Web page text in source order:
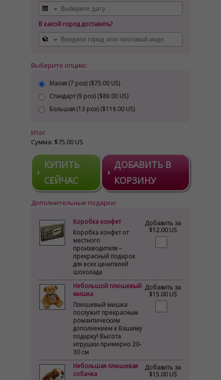
В какой город доставить?
Выберите опцию:
Малая (7 роз) ($75.00 US)
Стандарт (9 роз) ($89.00 US)
Большая (13 роз) ($119.00 US)
Итог
Сумма: $75.00 US
КУПИТЬ
СЕЙЧАС
ДОБАВИТЬ В
КОРЗИНУ
Дополнительные подарки:
Добавить за
$12.00 US
Коробка конфет
Коробка конфет от
местного
производителя –
прекрасный подарок
для всех ценителей
шоколада
Добавить за
$15.00 US
Небольшой плюшевый
мишка
Плюшевый мишка
послужит прекрасным
романтическим
дополнением к Вашему
подарку! Высота
игрушки примерно 20-
30 см
Добавить за
$15.00 US
Небольшая плюшевая
собачка